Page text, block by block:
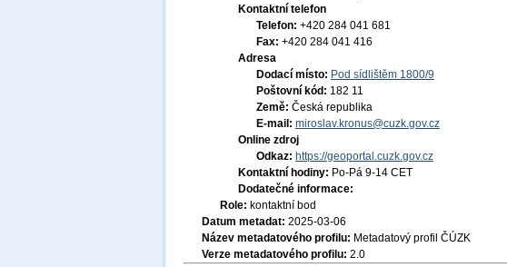
Kontaktní telefon
Telefon: +420 284 041 681
Fax: +420 284 041 416
Adresa
Dodací místo: Pod sídlištěm 1800/9
Poštovní kód: 182 11
Země: Česká republika
E-mail: miroslav.kronus@cuzk.gov.cz
Online zdroj
Odkaz: https://geoportal.cuzk.gov.cz
Kontaktní hodiny: Po-Pá 9-14 CET
Dodatečné informace:
Role: kontaktní bod
Datum metadat: 2025-03-06
Název metadatového profilu: Metadatový profil ČÚZK
Verze metadatového profilu: 2.0